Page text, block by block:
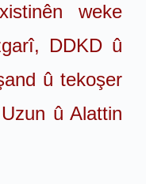
weke
DDKD û
û tekoşer
û Alattin